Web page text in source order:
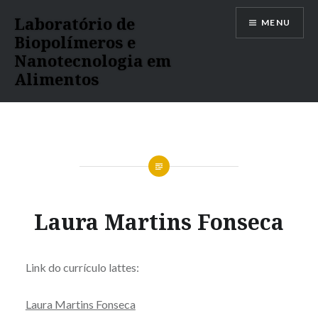
para
conteúdo
Laboratório de
Biopolímeros e
Nanotecnologia em
Alimentos
MENU
Laura Martins Fonseca
Link do currículo lattes:
Laura Martins Fonseca